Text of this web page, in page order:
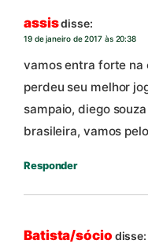
assisdisse:
19 de janeiro de 2017 às 20:38
vamos entra forte na
perdeu seu melhor
sampaio, diego
brasileira, vamos
Responder
Batista/sócio disse: